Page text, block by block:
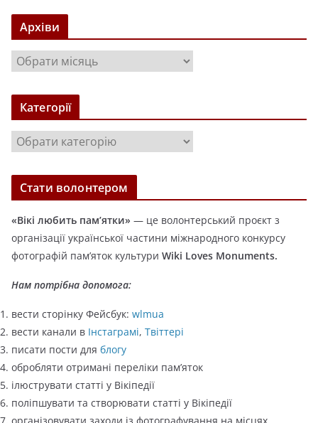
Архіви
р
х
в
Категорії
а
т
о
р
і
ї
Стати волонтером
«Вікі любить пам’ятки» — це волонтерський проєкт з
організації української частини міжнародного конкурсу
фотографій пам’яток культури Wiki Loves Monuments.
Нам потрібна допомога:
вести сторінку Фейсбук: wlmua
вести канали в Інстаграмі, Твіттері
писати пости для блогу
обробляти отримані переліки пам’яток
ілюструвати статті у Вікіпедії
поліпшувати та створювати статті у Вікіпедії